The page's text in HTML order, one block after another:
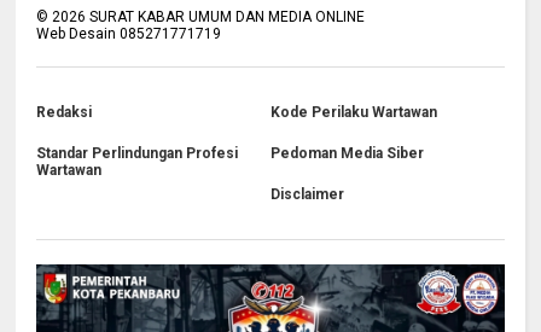
©2026 SURAT KABAR UMUM DAN MEDIA ONLINE
Web Desain 085271771719
Redaksi Kode Perilaku Wartawan
Standar Perlindungan Profesi
Wartawan
Pedoman Media Siber
Disclaimer